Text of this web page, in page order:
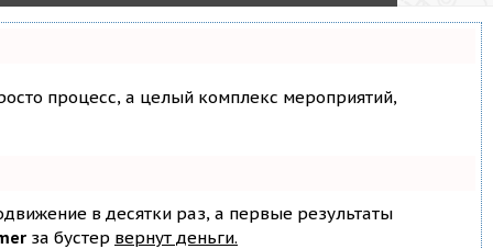
процесс, а целый комплекс мероприятий,
в десятки раз, а первые результаты
за бустер вернут деньги.